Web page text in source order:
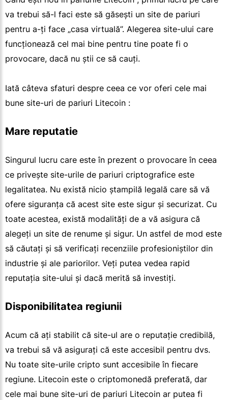
va trebui să-l faci este să găsești un site de pariuri
pentru a-ți face „casa virtuală”. Alegerea site-ului care
funcționează cel mai bine pentru tine poate fi o
provocare, dacă nu știi ce să cauți.
Iată câteva sfaturi despre ceea ce vor oferi cele mai
bune site-uri de pariuri Litecoin :
Mare reputatie
Singurul lucru care este în prezent o provocare în ceea
ce privește site-urile de pariuri criptografice este
legalitatea. Nu există nicio ștampilă legală care să vă
ofere siguranța că acest site este sigur și securizat. Cu
toate acestea, există modalități de a vă asigura că
alegeți un site de renume și sigur. Un astfel de mod este
să căutați și să verificați recenziile profesioniștilor din
industrie și ale pariorilor. Veți putea vedea rapid
reputația site-ului și dacă merită să investiți.
Disponibilitatea regiunii
Acum că ați stabilit că site-ul are o reputație credibilă,
va trebui să vă asigurați că este accesibil pentru dvs.
Nu toate site-urile cripto sunt accesibile în fiecare
regiune. Litecoin este o criptomonedă preferată, dar
cele mai bune site-uri de pariuri Litecoin ar putea fi